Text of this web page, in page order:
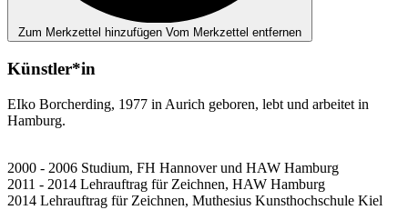
Zum Merkzettel hinzufügen Vom Merkzettel entfernen
Künstler*in
EIko Borcherding, 1977 in Aurich geboren, lebt und arbeitet in
Hamburg.
2000 - 2006 Studium, FH Hannover und HAW Hamburg
2011 - 2014 Lehrauftrag für Zeichnen, HAW Hamburg
2014 Lehrauftrag für Zeichnen, Muthesius Kunsthochschule Kiel